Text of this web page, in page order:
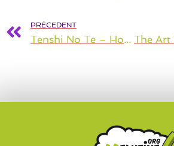
PRÉCEDENT
Tenshi No Te – Hors-série 3